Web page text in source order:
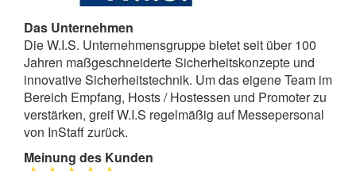
Das Unternehmen
Die W.I.S. Unternehmensgruppe bietet seit über 100
Jahren maßgeschneiderte Sicherheitskonzepte und
innovative Sicherheitstechnik. Um das eigene Team im
Bereich Empfang, Hosts / Hostessen und Promoter zu
verstärken, greif W.I.S regelmäßig auf Messepersonal
von InStaff zurück.
Meinung des Kunden